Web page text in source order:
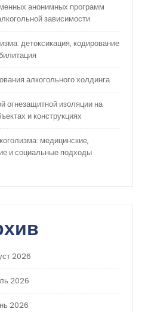
анонимных программ
зависимости
детоксикация, кодирование
алкогольного холдинга
огнезащитной изоляции на
и конструкциях
медицинские,
и социальные подходы
2026
2026
2026